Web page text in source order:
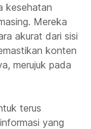
kesehatan
Mereka
akurat dari sisi
konten
merujuk pada
terus
yang